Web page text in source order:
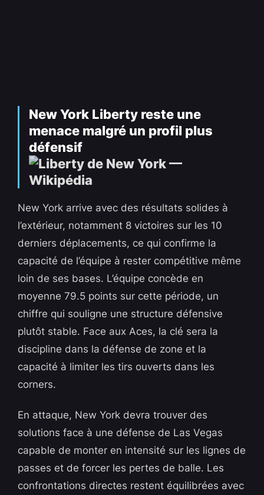
New York Liberty reste une
menace malgré un profil plus
défensif
New York arrive avec des résultats solides à
l’extérieur, notamment 8 victoires sur les 10
derniers déplacements, ce qui confirme la
capacité de l’équipe à rester compétitive même
loin de ses bases. L’équipe concède en
moyenne 79.5 points sur cette période, un
chiffre qui souligne une structure défensive
plutôt stable. Face aux Aces, la clé sera la
discipline dans la défense de zone et la
capacité à limiter les tirs ouverts dans les
corners.
En attaque, New York devra trouver des
solutions face à une défense de Las Vegas
capable de monter en intensité sur les lignes de
passes et de forcer les pertes de balle. Les
confrontations directes restent équilibrées avec